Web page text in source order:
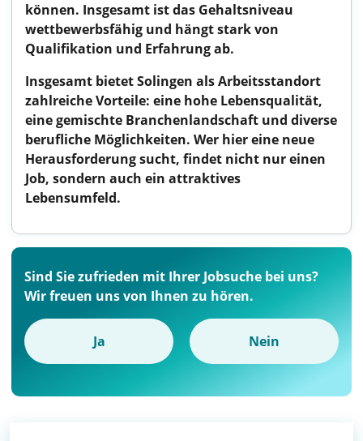
können. Insgesamt ist das Gehaltsniveau
wettbewerbsfähig und hängt stark von
Qualifikation und Erfahrung ab.
Insgesamt bietet Solingen als Arbeitsstandort
zahlreiche Vorteile: eine hohe Lebensqualität,
eine gemischte Branchenlandschaft und diverse
berufliche Möglichkeiten. Wer hier eine neue
Herausforderung sucht, findet nicht nur einen
Job, sondern auch ein attraktives
Lebensumfeld.
Sind Sie zufrieden mit Ihrer Jobsuche bei uns?
Wir freuen uns von Ihnen zu hören.
Ja Nein